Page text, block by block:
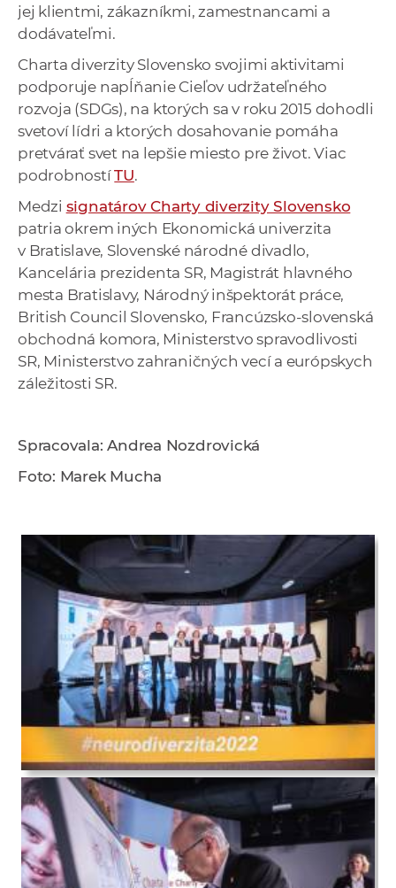
jej klientmi, zákazníkmi, zamestnancami a
dodávateľmi.
Charta diverzity Slovensko svojimi aktivitami
podporuje napĺňanie Cieľov udržateľného
rozvoja (SDGs), na ktorých sa v roku 2015 dohodli
svetoví lídri a ktorých dosahovanie pomáha
pretvárať svet na lepšie miesto pre život. Viac
podrobnostíTU.
Medzi signatárov Charty diverzity Slovensko
patria okrem iných Ekonomická univerzita
v Bratislave, Slovenské národné divadlo,
Kancelária prezidenta SR, Magistrát hlavného
mesta Bratislavy, Národný inšpektorát práce,
British Council Slovensko, Francúzsko-slovenská
obchodná komora, Ministerstvo spravodlivosti
SR, Ministerstvo zahraničných vecí a európskych
záležitosti SR.
Spracovala: Andrea Nozdrovická
Foto: Marek Mucha